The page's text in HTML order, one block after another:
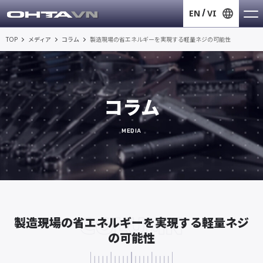
EN VI
TOP メディア コラム 製造現場の省エネルギーを実現する軽量ネジの可能性
コラム
MEDIA
COLUMN
製造現場の省エネルギーを実現する軽量ネジ
の可能性